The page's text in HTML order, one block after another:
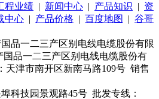
程业绩 | 新闻中心 | 产品知识 | 资
中心 | 产品价格 | 百度地图 | 谷哥
品一二三产区别电线电缆股份有限
品一二三产区别电线电缆股份有
天津市南开区新南马路109号 销售
科技园景观路45号 批发专线：